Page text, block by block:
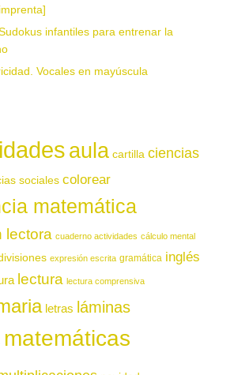
infantiles para entrenar la
Vocales en mayúscula
aula cartilla ciencias
sociales colorear
matemática
lectora cuaderno actividades cálculo mental
expresión escrita gramática inglés
lectura lectura comprensiva
letras láminas
matemáticas